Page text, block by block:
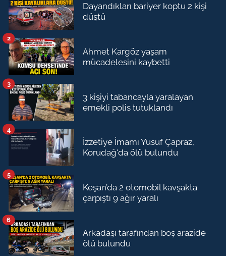
Dayandıkları bariyer koptu 2 kişi
düştü
Ahmet Kargöz yaşam
mücadelesini kaybetti
2
3 kişiyi tabancayla yaralayan
emekli polis tutuklandı
3
İzzetiye İmamı Yusuf Çapraz,
Korudağ'da ölü bulundu
4
Keşan’da 2 otomobil kavşakta
çarpıştı 9 ağır yaralı
5
Arkadaşı tarafından boş arazide
ölü bulundu
6